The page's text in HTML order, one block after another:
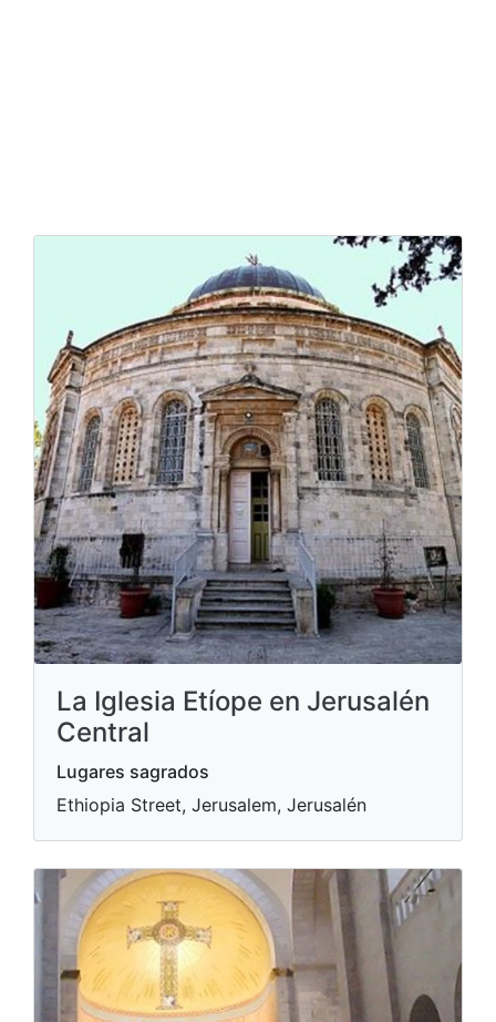
La Iglesia Etíope en Jerusalén
Central
Lugares sagrados
Ethiopia Street, Jerusalem, Jerusalén